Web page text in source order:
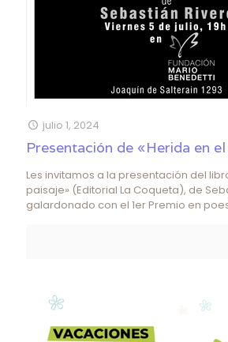
julio 1, 2024
Presentación de «Herida en
Les invitamos a la presentación del
paisaje» (Editorial La Coqueta), de
galardonado con el 1er Premio en